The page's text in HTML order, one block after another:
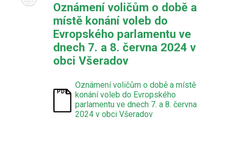
Oznámení voličům o době a
místě konání voleb do
Evropského parlamentu ve
dnech 7. a 8. června 2024 v
obci Všeradov
Oznámení voličům o době a místě
konání voleb do Evropského
parlamentu ve dnech 7. a 8. června
2024 v obci Všeradov